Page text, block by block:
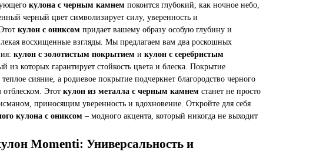
кулона с черным камнем покоится глубокий, как ночное небо,
черный цвет символизирует силу, уверенность и
кулон с ониксом придает вашему образу особую глубину и
восхищенные взгляды. Мы предлагаем вам два роскошных
кулон с золотистым покрытием и кулон с серебристым
из которых гарантирует стойкость цвета и блеска. Покрытие
сияние, а родиевое покрытие подчеркнет благородство черного
отблеском. Этот кулон из металла с черным камнем станет не просто
приносящим уверенность и вдохновение. Откройте для себя
кулона с ониксом – модного акцента, который никогда не выходит
Momenti: Универсальность и